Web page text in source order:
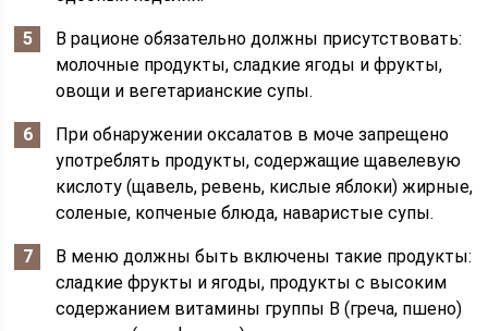
В рационе обязательно должны присутствовать:
молочные продукты, сладкие ягоды и фрукты,
овощи и вегетарианские супы.
При обнаружении оксалатов в моче запрещено
употреблять продукты, содержащие щавелевую
кислоту (щавель, ревень, кислые яблоки) жирные,
соленые, копченые блюда, наваристые супы.
В меню должны быть включены такие продукты:
сладкие фрукты и ягоды, продукты с высоким
содержанием витамины группы В (греча, пшено)